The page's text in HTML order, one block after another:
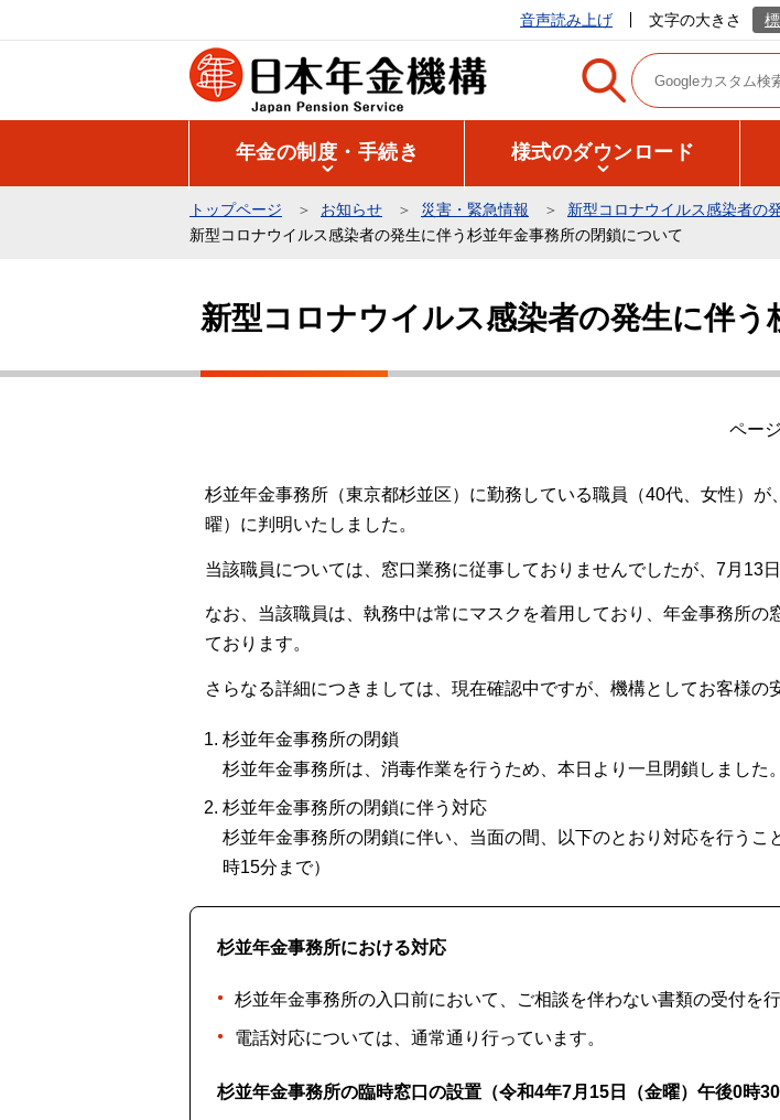
の
音声読み上げ 文字の大きさ
年金の制度・手続き 様式のダウンロード
トップページ お知らせ 災害・緊急情報 新型コロナウイルス感染者の
新型コロナウイルス感染者の発生に伴う杉並年金事務所の閉鎖について
新型コロナウイルス感染者の発生に伴
ペー
杉並年金事務所（東京都杉並区）に勤務している職員（40代、女性）
曜）に判明いたしました。
当該職員については、窓口業務に従事しておりませんでしたが、7月13
なお、当該職員は、執務中は常にマスクを着用しており、年金事務所
ております。
さらなる詳細につきましては、現在確認中ですが、機構としてお客様の
杉並年金事務所の閉鎖
杉並年金事務所は、消毒作業を行うため、本日より一旦閉鎖しました
杉並年金事務所の閉鎖に伴う対応
杉並年金事務所の閉鎖に伴い、当面の間、以下のとおり対応を行う
時15分まで）
杉並年金事務所における対応
杉並年金事務所の入口前において、ご相談を伴わない書類の受付を行
電話対応については、通常通り行っています。
杉並年金事務所の臨時窓口の設置（令和4年7月15日（金曜）午後0時30